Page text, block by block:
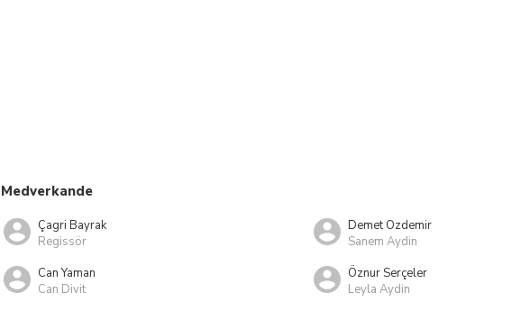
Medverkande
Çagri Bayrak
Regissör
Demet Ozdemir
Sanem Aydin
Can Yaman
Can Divit
Öznur Serçeler
Leyla Aydin